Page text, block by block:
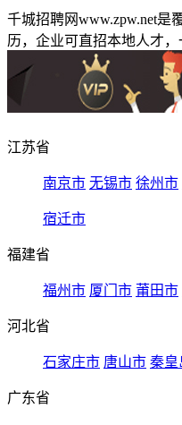
千城招聘网www.zpw.net
历，企业可直招本地人才
江苏省
南京市 无锡市 徐州市
宿迁市
福建省
福州市 厦门市 莆田市
河北省
石家庄市 唐山市 秦皇
广东省